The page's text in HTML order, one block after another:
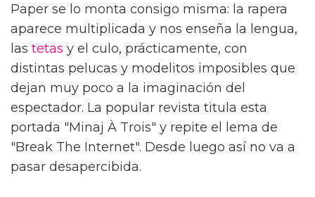
Paper se lo monta consigo misma: la rapera
aparece multiplicada y nos enseña la lengua,
las tetas y el culo, prácticamente, con
distintas pelucas y modelitos imposibles que
dejan muy poco a la imaginación del
espectador. La popular revista titula esta
portada "Minaj À Trois" y repite el lema de
"Break The Internet". Desde luego así no va a
pasar desapercibida.